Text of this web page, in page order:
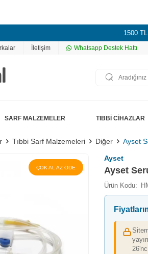
1500
İletişim Whatsapp Destek Hattı
SARF MALZEMELER TIBBİ CİHAZLAR
Tıbbi Sarf Malzemeleri Diğer Ayset
ÇOK AL AZ ÖDE
Ayset
Ayset
Ürün Kodu: